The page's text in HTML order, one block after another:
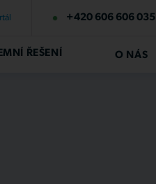
+420 606 606 035
ŘEŠENÍ O NÁS